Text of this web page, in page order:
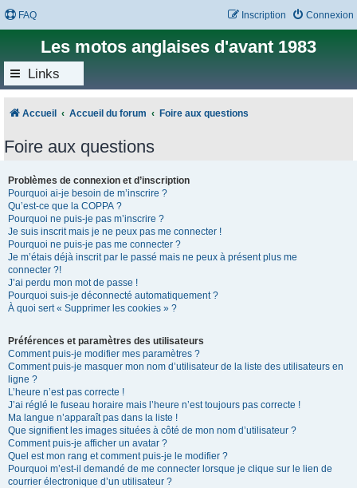
FAQ Connexion
Inscription
Les motos anglaises d'avant 1983
Links
Accueil Accueil du forum Foire aux questions
Foire aux questions
Problèmes de connexion et d’inscription
Pourquoi ai-je besoin de m’inscrire ?
Qu’est-ce que la COPPA ?
Pourquoi ne puis-je pas m’inscrire ?
Je suis inscrit mais je ne peux pas me connecter !
Pourquoi ne puis-je pas me connecter ?
Je m’étais déjà inscrit par le passé mais ne peux à présent plus me
connecter ?!
J’ai perdu mon mot de passe !
Pourquoi suis-je déconnecté automatiquement ?
À quoi sert « Supprimer les cookies » ?
Préférences et paramètres des utilisateurs
Comment puis-je modifier mes paramètres ?
Comment puis-je masquer mon nom d’utilisateur de la liste des utilisateurs en
ligne ?
L’heure n’est pas correcte !
J’ai réglé le fuseau horaire mais l’heure n’est toujours pas correcte !
Ma langue n’apparaît pas dans la liste !
Que signifient les images situées à côté de mon nom d’utilisateur ?
Comment puis-je afficher un avatar ?
Quel est mon rang et comment puis-je le modifier ?
Pourquoi m’est-il demandé de me connecter lorsque je clique sur le lien de
courrier électronique d’un utilisateur ?